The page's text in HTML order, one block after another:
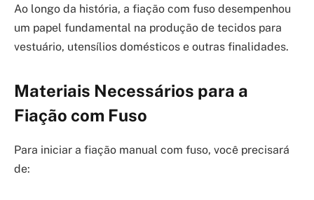
Ao longo da história, a fiação com fuso desempenhou
um papel fundamental na produção de tecidos para
vestuário, utensílios domésticos e outras finalidades.
Materiais Necessários para a
Fiação com Fuso
Para iniciar a fiação manual com fuso, você precisará
de: